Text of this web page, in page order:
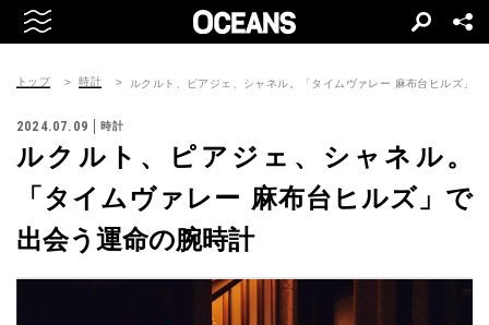
トップ 時計 ルクルト、ピアジェ、シャネル。「タイムヴァレー 麻布台ヒルズ」
2024.07.09 時計
ルクルト、ピアジェ、シャネル。
「タイムヴァレー 麻布台ヒルズ」で
出会う運命の腕時計